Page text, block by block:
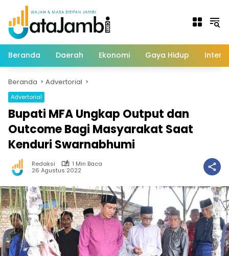
Langsung
konten
Beranda Daerah Ekonomi Gaya Hidup
Beranda Advertorial
Advertorial
Bupati MFA Ungkap Output dan
Outcome Bagi Masyarakat Saat
Kenduri Swarnabhumi
Redaksi
1 Min Baca
26 Agustus 2022